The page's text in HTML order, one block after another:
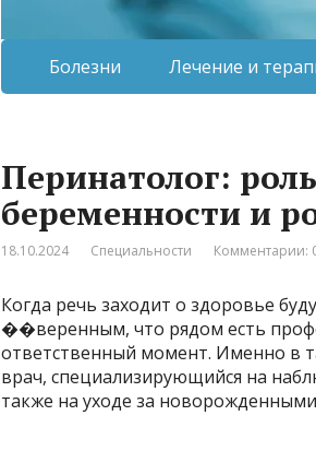
Болезни Лечение и
Перинатолог:
беременности и
18.10.2024 Специальности Комментарии:
Когда речь заходит о здоровье
��веренным, что рядом есть
ответственный момент. Именно в
врач, специализирующийся на
также на уходе за